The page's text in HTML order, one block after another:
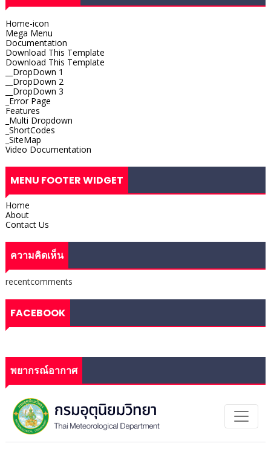
Home-icon
Mega Menu
Documentation
Download This Template
Download This Template
__DropDown 1
__DropDown 2
__DropDown 3
_Error Page
Features
_Multi Dropdown
_ShortCodes
_SiteMap
Video Documentation
MENU FOOTER WIDGET
Home
About
Contact Us
ความคิดเห็น
recentcomments
FACEBOOK
พยากรณ์อากาศ